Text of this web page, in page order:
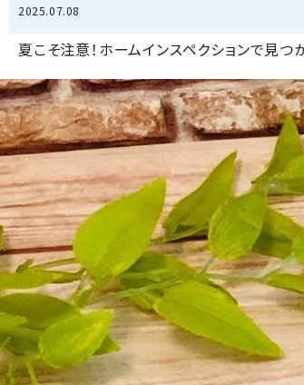
2025.07.08
夏こそ注意！ホームインスペクションで見